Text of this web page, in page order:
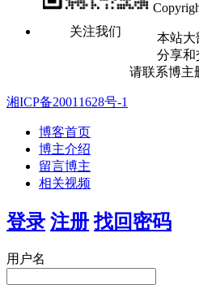
关注我们
本站大
分享和
请联系博主
湘ICP备20011628号-1
博客首页
博主介绍
留言博主
相关视频
登录 注册 找回密码
用户名